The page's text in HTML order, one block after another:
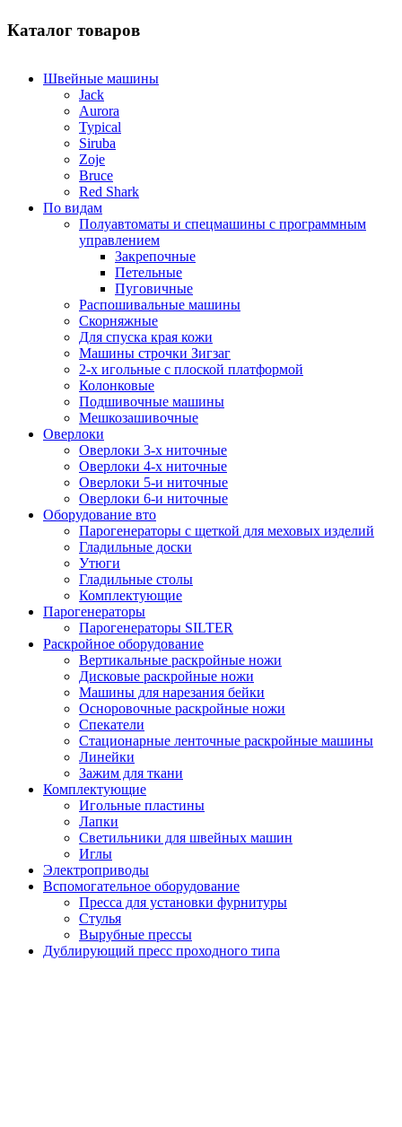
Каталог товаров
Швейные машины
Jack
Aurora
Typical
Siruba
Zoje
Bruce
Red Shark
По видам
Полуавтоматы и спецмашины с программным
управлением
Закрепочные
Петельные
Пуговичные
Распошивальные машины
Скорняжные
Для спуска края кожи
Машины строчки Зигзаг
2-х игольные с плоской платформой
Колонковые
Подшивочные машины
Мешкозашивочные
Оверлоки
Оверлоки 3-х ниточные
Оверлоки 4-х ниточные
Оверлоки 5-и ниточные
Оверлоки 6-и ниточные
Оборудование вто
Парогенераторы с щеткой для меховых изделий
Гладильные доски
Утюги
Гладильные столы
Комплектующие
Парогенераторы
Парогенераторы SILTER
Раскройное оборудование
Вертикальные раскройные ножи
Дисковые раскройные ножи
Машины для нарезания бейки
Осноровочные раскройные ножи
Спекатели
Стационарные ленточные раскройные машины
Линейки
Зажим для ткани
Комплектующие
Игольные пластины
Лапки
Светильники для швейных машин
Иглы
Электроприводы
Вспомогательное оборудование
Пресса для установки фурнитуры
Стулья
Вырубные прессы
Дублирующий пресс проходного типа